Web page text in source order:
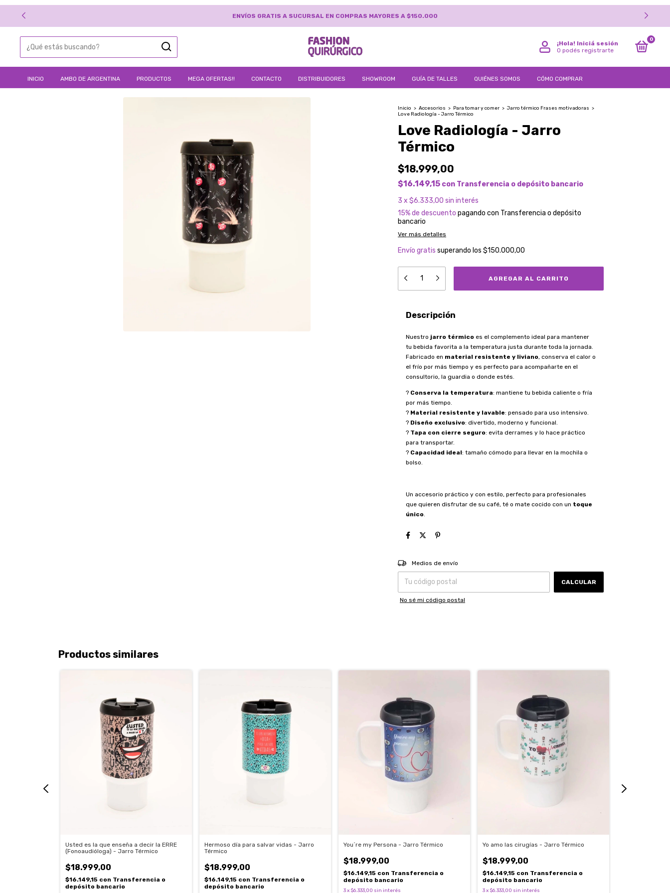
TRANSFERENCIA BANCARIA Y EFECTIVO 15% DE DESCUENTO
¡Hola! Iniciá sesión
O podés registrarte
0
INICIO AMBO DE ARGENTINA PRODUCTOS MEGA OFERTAS!! CONTACTO DISTRIBUIDORES SHOWROOM GUÍA DE TALLES QUIÉNES SOMOS CÓMO COMPRAR
Inicio > Accesorios > Para tomar y comer > Jarro térmico Frases motivadoras >
Love Radiología - Jarro Térmico
Love Radiología - Jarro
Térmico
$18.999,00
$16.149,15 con Transferencia o depósito bancario
3 x $6.333,00 sin interés
15% de descuento pagando con Transferencia o depósito
bancario
Ver más detalles
Envío gratis superando los $150.000,00
Descripción
Nuestro jarro térmico es el complemento ideal para mantener
tu bebida favorita a la temperatura justa durante toda la jornada.
Fabricado en material resistente y liviano, conserva el calor o
el frío por más tiempo y es perfecto para acompañarte en el
consultorio, la guardia o donde estés.
? Conserva la temperatura: mantiene tu bebida caliente o fría
por más tiempo.
? Material resistente y lavable: pensado para uso intensivo.
? Diseño exclusivo: divertido, moderno y funcional.
? Tapa con cierre seguro: evita derrames y lo hace práctico
para transportar.
? Capacidad ideal: tamaño cómodo para llevar en la mochila o
bolso.
Un accesorio práctico y con estilo, perfecto para profesionales
que quieren disfrutar de su café, té o mate cocido con un toque
único.
Entregas para el CP:
Medios de envío
CALCULAR
No sé mi código postal
Productos similares
Usted es la que enseña a decir la ERRE
(Fonoaudióloga) - Jarro Térmico
$18.999,00
$16.149,15 con Transferencia o
depósito bancario
Hermoso día para salvar vidas - Jarro
Térmico
$18.999,00
$16.149,15 con Transferencia o
depósito bancario
You´re my Persona - Jarro Térmico
$18.999,00
$16.149,15 con Transferencia o
depósito bancario
3x $6.333,00 sin interés
Yo amo las cirugías - Jarro Térmico
$18.999,00
$16.149,15 con Transferencia o
depósito bancario
3x $6.333,00 sin interés